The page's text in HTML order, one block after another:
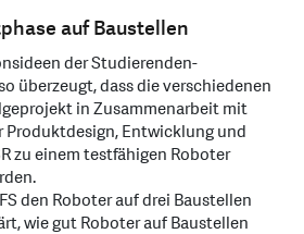
auf Baustellen
der Studierenden-
überzeugt, dass die verschiedenen
in Zusammenarbeit mit
Produktdesign, Entwicklung und
zu einem testfähigen Roboter
den Roboter auf drei Baustellen
wie gut Roboter auf Baustellen